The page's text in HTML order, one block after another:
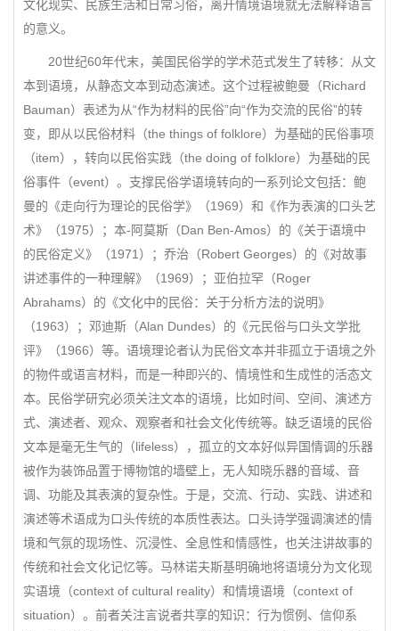
文化现实、民族生活和日常习俗，离开情境语境就无法解释语言
的意义。
20世纪60年代末，美国民俗学的学术范式发生了转移：从文
本到语境，从静态文本到动态演述。这个过程被鲍曼（Richard
Bauman）表述为从“作为材料的民俗”向“作为交流的民俗”的转
变，即从以民俗材料（the things of folklore）为基础的民俗事项
（item），转向以民俗实践（the doing of folklore）为基础的民
俗事件（event）。支撑民俗学语境转向的一系列论文包括：鲍
曼的《走向行为理论的民俗学》（1969）和《作为表演的口头艺
术》（1975）；本-阿莫斯（Dan Ben-Amos）的《关于语境中
的民俗定义》（1971）；乔治（Robert Georges）的《对故事
讲述事件的一种理解》（1969）；亚伯拉罕（Roger
Abrahams）的《文化中的民俗：关于分析方法的说明》
（1963）；邓迪斯（Alan Dundes）的《元民俗与口头文学批
评》（1966）等。语境理论者认为民俗文本并非孤立于语境之外
的物件或语言材料，而是一种即兴的、情境性和生成性的活态文
本。民俗学研究必须关注文本的语境，比如时间、空间、演述方
式、演述者、观众、观察者和社会文化传统等。缺乏语境的民俗
文本是毫无生气的（lifeless），孤立的文本好似异国情调的乐器
被作为装饰品置于博物馆的墙壁上，无人知晓乐器的音域、音
调、功能及其表演的复杂性。于是，交流、行动、实践、讲述和
演述等术语成为口头传统的本质性表达。口头诗学强调演述的情
境和气氛的现场性、沉浸性、全息性和情感性，也关注讲故事的
传统和社会文化记忆等。马林诺夫斯基明确地将语境分为文化现
实语境（context of cultural reality）和情境语境（context of
situation）。前者关注言说者共享的知识：行为惯例、信仰系